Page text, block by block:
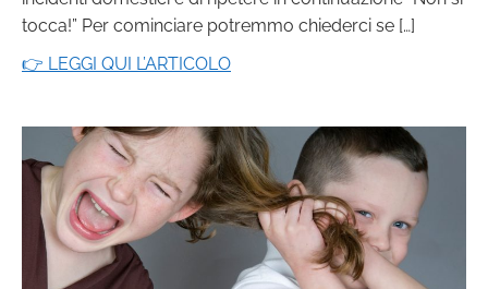
tocca!” Per cominciare potremmo chiederci se […]
👉 LEGGI QUI L’ARTICOLO